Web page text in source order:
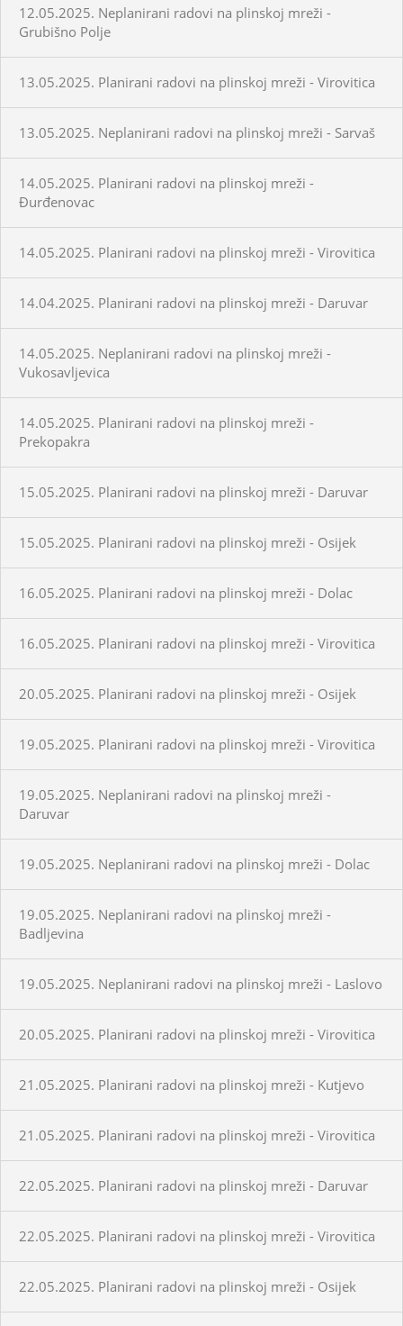
12.05.2025. Neplanirani radovi na plinskoj mreži -
Grubišno Polje
13.05.2025. Planirani radovi na plinskoj mreži - Virovitica
13.05.2025. Neplanirani radovi na plinskoj mreži - Sarvaš
14.05.2025. Planirani radovi na plinskoj mreži -
Đurđenovac
14.05.2025. Planirani radovi na plinskoj mreži - Virovitica
14.04.2025. Planirani radovi na plinskoj mreži - Daruvar
14.05.2025. Neplanirani radovi na plinskoj mreži -
Vukosavljevica
14.05.2025. Planirani radovi na plinskoj mreži -
Prekopakra
15.05.2025. Planirani radovi na plinskoj mreži - Daruvar
15.05.2025. Planirani radovi na plinskoj mreži - Osijek
16.05.2025. Planirani radovi na plinskoj mreži - Dolac
16.05.2025. Planirani radovi na plinskoj mreži - Virovitica
20.05.2025. Planirani radovi na plinskoj mreži - Osijek
19.05.2025. Planirani radovi na plinskoj mreži - Virovitica
19.05.2025. Neplanirani radovi na plinskoj mreži -
Daruvar
19.05.2025. Neplanirani radovi na plinskoj mreži - Dolac
19.05.2025. Neplanirani radovi na plinskoj mreži -
Badljevina
19.05.2025. Neplanirani radovi na plinskoj mreži - Laslovo
20.05.2025. Planirani radovi na plinskoj mreži - Virovitica
21.05.2025. Planirani radovi na plinskoj mreži - Kutjevo
21.05.2025. Planirani radovi na plinskoj mreži - Virovitica
22.05.2025. Planirani radovi na plinskoj mreži - Daruvar
22.05.2025. Planirani radovi na plinskoj mreži - Virovitica
22.05.2025. Planirani radovi na plinskoj mreži - Osijek